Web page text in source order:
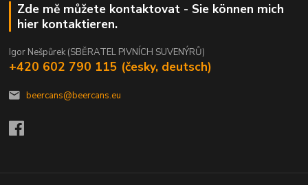
Zde mě můžete kontaktovat - Sie können mich
hier kontaktieren.
Igor Nešpůrek (SBĚRATEL PIVNÍCH SUVENÝRŮ)
+420 602 790 115 (česky, deutsch)
beercans@beercans.eu